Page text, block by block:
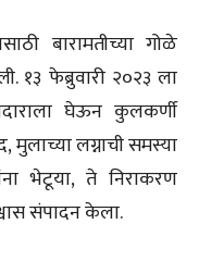
बारामतीच्या गोळे
१३ फेब्रुवारी २०२३ ला
घेऊन कुलकर्णी
मुलाच्या लग्नाची समस्या
भेटूया, ते निराकरण
संपादन केला.